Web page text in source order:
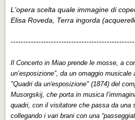
L'opera scelta quale immagine di
Elisa Roveda, Terra ingorda
Il Concerto in Miao prende le mosse, a
un’esposizione”, da un omaggio musicale
"Quadri da un'esposizione" (1874) del
Musorgskij, che porta in musica
quadri, con il visitatore che passa da una
collegando i vari brani con una